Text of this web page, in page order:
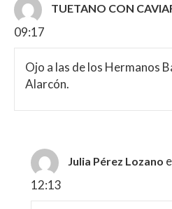
TUETANO CON
09:17
Ojo a las de los Hermanos
Alarcón.
Julia Pérez Lozano
12:13